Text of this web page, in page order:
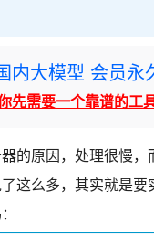
大模型 会员永
先需要一个靠谱的工具
的原因，处理很慢
这么多，其实就是要